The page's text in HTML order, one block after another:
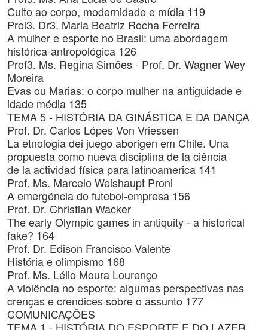
Culto ao corpo, modernidade e mídia 119
Prol3. Dr3. Maria Beatriz Rocha Ferreira
A mulher e esporte no Brasil: uma abordagem
histórica-antropológica 126
Prof3. Ms. Regina Simões - Prof. Dr. Wagner Wey
Moreira
Evas ou Marias: o corpo mulher na antiguidade e
idade média 135
TEMA 5 - HISTÓRIA DA GINÁSTICA E DA DANÇA
Prof. Dr. Carlos Lópes Von Vriessen
La etnologia dei juego aborigen em Chile. Una
propuesta como nueva disciplina de la ciência
de la actividad física para latinoamerica 141
Prof. Ms. Marcelo Weishaupt Proni
A emergência do futebol-empresa 156
Prof. Dr. Christian Wacker
The early Olympic games in antiquity - a historical
fake? 164
Prof. Dr. Edison Francisco Valente
História e olimpismo 168
Prof. Ms. Lélio Moura Lourenço
A violência no esporte: algumas perspectivas nas
crenças e crendices sobre o assunto 177
COMUNICAÇÕES